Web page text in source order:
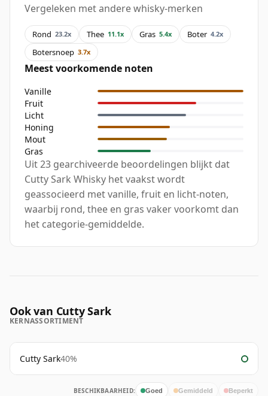
Vergeleken met andere whisky-merken
Rond 23.2x Thee 11.1x Gras 5.4x Boter 4.2x
Botersnoep 3.7x
Meest voorkomende noten
Vanille
Fruit
Licht
Honing
Mout
Gras
Uit 23 gearchiveerde beoordelingen blijkt dat
Cutty Sark Whisky het vaakst wordt
geassocieerd met vanille, fruit en licht-noten,
waarbij rond, thee en gras vaker voorkomt dan
het categorie-gemiddelde.
Ook van Cutty Sark
KERNASSORTIMENT
Cutty Sark40%
BESCHIKBAARHEID: Goed Gemiddeld Beperkt